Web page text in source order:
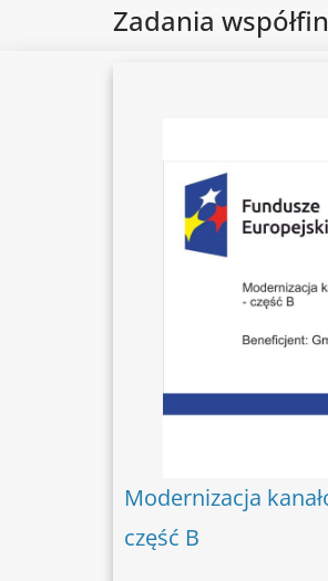
Zadania
Modernizacja
część B